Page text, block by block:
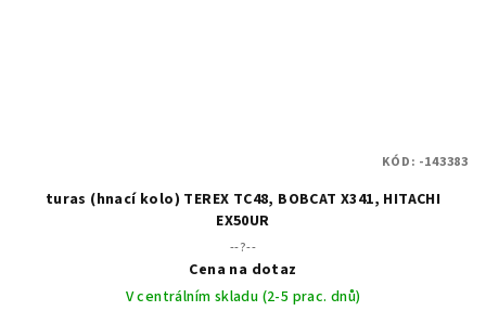
turas (hnací kolo) TEREX TC48, BOBCAT X341, HITACHI
EX50UR
--?--
Cena na dotaz
V centrálním skladu (2-5 prac. dnů)
KÓD: -143383